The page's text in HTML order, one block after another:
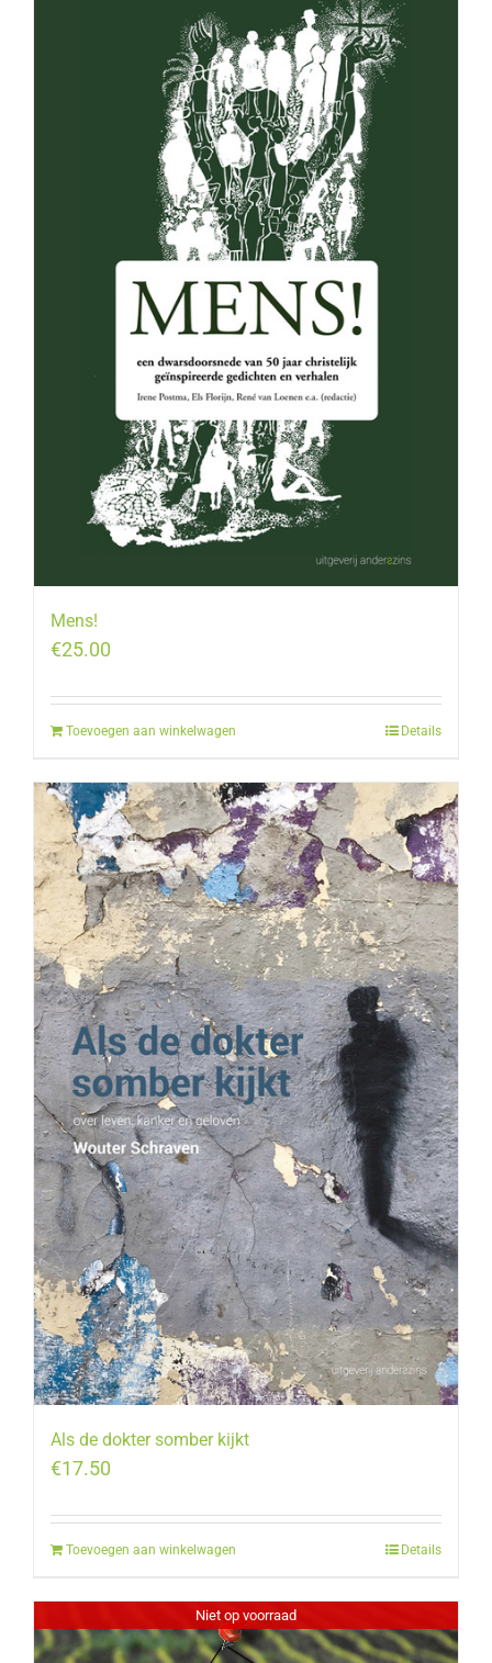
Mens!
€25.00
Toevoegen aan winkelwagen Details
Als de dokter somber kijkt
€17.50
Toevoegen aan winkelwagen Details
Niet op voorraad